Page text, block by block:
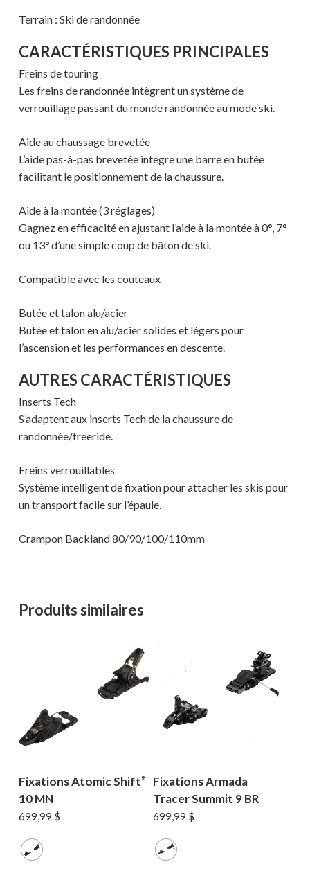
Votre panier est vide.
MAGASINER EN LIGNE
Terrain : Ski de randonnée
CARACTÉRISTIQUES PRINCIPALES
Freins de touring
Les freins de randonnée intègrent un système de
verrouillage passant du monde randonnée au mode ski.
Aide au chaussage brevetée
L’aide pas-à-pas brevetée intègre une barre en butée
facilitant le positionnement de la chaussure.
Aide à la montée (3 réglages)
Gagnez en efficacité en ajustant l’aide à la montée à 0°, 7°
ou 13°d’une simple coup de bâton de ski.
Compatible avec les couteaux
Butée et talon alu/acier
Butée et talon en alu/acier solides et légers pour
l’ascension et les performances en descente.
AUTRES CARACTÉRISTIQUES
Inserts Tech
S’adaptent aux inserts Tech de la chaussure de
randonnée/freeride.
Freins verrouillables
Système intelligent de fixation pour attacher les skis pour
un transport facile sur l’épaule.
Crampon Backland 80/90/100/110mm
Produits similaires
Fixations Atomic Shift²
10 MN
699,99 $
Fixations Armada
Tracer Summit 9 BR
699,99 $